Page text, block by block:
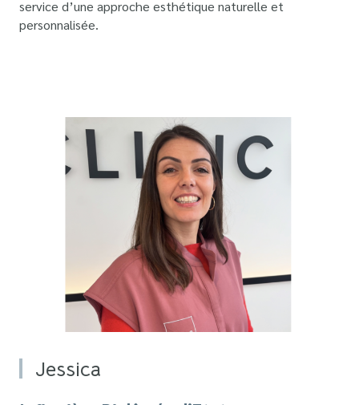
service d’une approche esthétique naturelle et
personnalisée.
Jessica